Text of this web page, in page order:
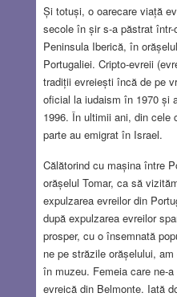
Și totuși, o oarecare viață
secole în șir s-a păstrat
Peninsula Iberică, în
Portugaliei. Cripto-evreii
tradiții evreiești încă de pe
oficial la iudaism în 1970 și
1996. În ultimii ani, din cele
parte au emigrat în Israel.
Călătorind cu mașina între
orășelul Tomar, ca să
expulzarea evreilor din
după expulzarea evreilor
prosper, cu o însemnată
ne pe străzile orășelului,
în muzeu. Femeia care ne-
evreică din Belmonte. Iată